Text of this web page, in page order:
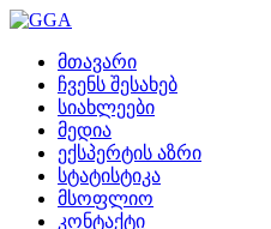
მთავარი
ჩვენს შესახებ
სიახლეები
მედია
ექსპერტის აზრი
სტატისტიკა
მსოფლიო
კონტაქტი